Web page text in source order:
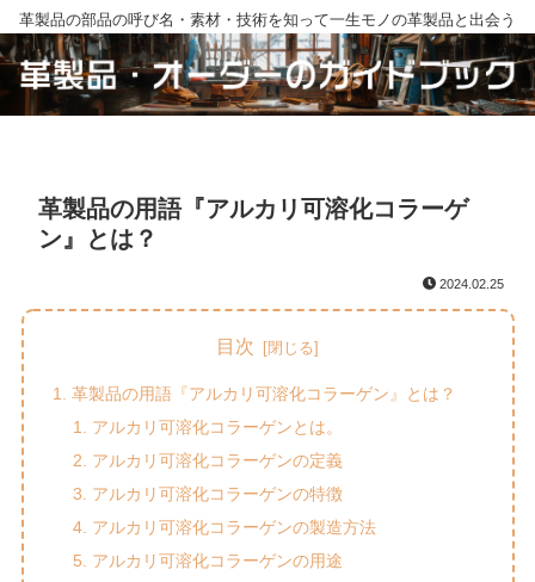
革製品の部品の呼び名・素材・技術を知って一生モノの革製品と出会う
革製品の用語『アルカリ可溶化コラーゲ
ン』とは？
2024.02.25
目次
革製品の用語『アルカリ可溶化コラーゲン』とは？
アルカリ可溶化コラーゲンとは。
アルカリ可溶化コラーゲンの定義
アルカリ可溶化コラーゲンの特徴
アルカリ可溶化コラーゲンの製造方法
アルカリ可溶化コラーゲンの用途